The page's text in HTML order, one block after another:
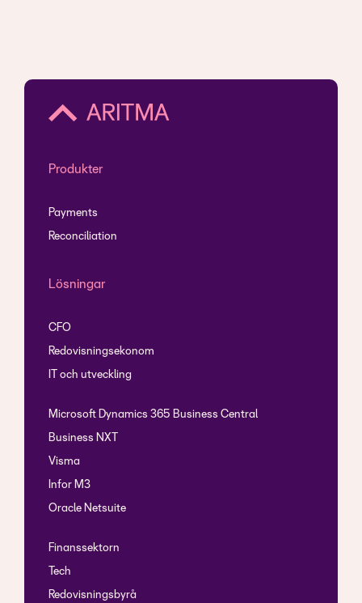
Produkter
Payments
Reconciliation
Lösningar
CFO
Redovisningsekonom
IT och utveckling
Microsoft Dynamics 365 Business Central
Business NXT
Visma
Infor M3
Oracle Netsuite
Finanssektorn
Tech
Redovisningsbyrå